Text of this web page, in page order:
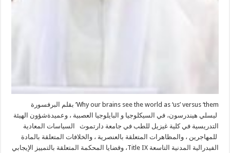
Why our brains see the world as ‘us’ versus ‘them’ بقلم البرفسورة
ليسلي هيندرسون، في السيكلوجيا و البايلوجيا العصبية ، وعميدةشؤون الهيئة
التدريسية في كلية غيزيل للطب في جامعة دارتموث السياسات المعادية
للمهاجرين ، والمظاهرات المتعلقة بالعنصرية ، والخلافات المتعلقة بالمادة
الفيدرالية المدنية التاسعة Title IX، وقضايا المحكمة المتعلقة بالتمييز الإيجابي